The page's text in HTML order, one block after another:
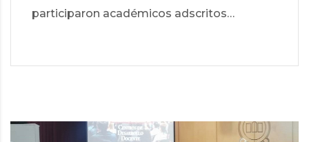
participaron académicos adscritos…